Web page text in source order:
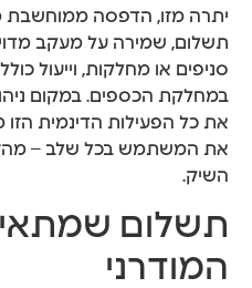
יתרה מזו, הדפסה
תשלום, שמירה על מעקב
סניפים או מחלקות, וייעול
במחלקת הכספים. במקום
את כל הפעילות הדינמית
את המשתמש בכל שלב –
השיק.
תשלום
המודרני